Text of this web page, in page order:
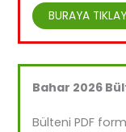
BURAYA
Bahar 2026
Bülteni PDF